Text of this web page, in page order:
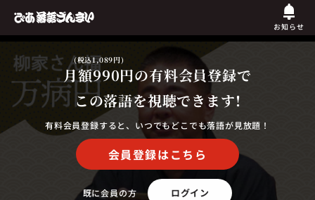
お知らせ
月額990円
(税込1,089円)
の有料会員登録で
この落語を視聴できます!
有料会員登録すると、いつでもどこでも落語が見放題！
会員登録はこちら
既に会員の方 ログイン